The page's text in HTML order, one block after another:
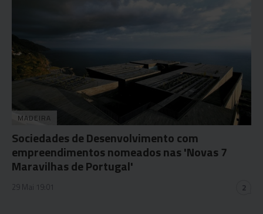
MADEIRA
Sociedades de Desenvolvimento com
empreendimentos nomeados nas 'Novas 7
Maravilhas de Portugal'
29 Mai 19:01 2